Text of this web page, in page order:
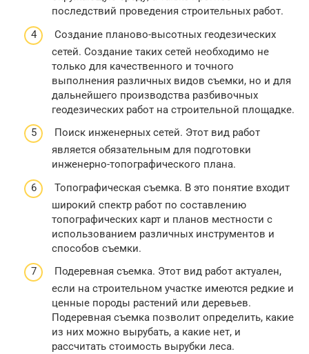
последствий проведения строительных работ.
Создание планово-высотных геодезических
сетей. Создание таких сетей необходимо не
только для качественного и точного
выполнения различных видов съемки, но и для
дальнейшего производства разбивочных
геодезических работ на строительной площадке.
Поиск инженерных сетей. Этот вид работ
является обязательным для подготовки
инженерно-топографического плана.
Топографическая съемка. В это понятие входит
широкий спектр работ по составлению
топографических карт и планов местности с
использованием различных инструментов и
способов съемки.
Подеревная съемка. Этот вид работ актуален,
если на строительном участке имеются редкие и
ценные породы растений или деревьев.
Подеревная съемка позволит определить, какие
из них можно вырубать, а какие нет, и
рассчитать стоимость вырубки леса.